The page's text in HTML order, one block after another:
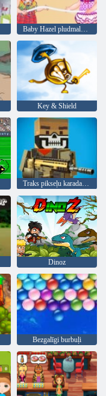
Baby Hazel pludmales ballīte
Key & Shield
Traks pikseļu karadarbība
Dinoz
Bezgalīgi burbuļi